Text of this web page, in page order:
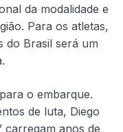
da modalidade e
Para os atletas,
do Brasil será um
o embarque.
de luta, Diego
carregam anos de